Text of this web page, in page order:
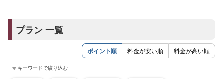
プラン 一覧
ポイント順 料金が安い順 料金が高い順
キーワードで絞り込む